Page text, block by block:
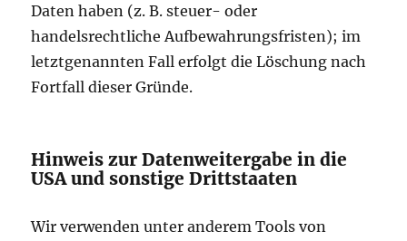
Daten haben (z. B. steuer- oder
handelsrechtliche Aufbewahrungsfristen); im
letztgenannten Fall erfolgt die Löschung nach
Fortfall dieser Gründe.
Hinweis zur Datenweitergabe in die
USA und sonstige Drittstaaten
Wir verwenden unter anderem Tools von